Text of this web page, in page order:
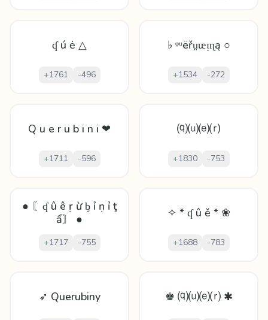
ʠ ú ė △
+1761 -496
♭ ᵠᵘëřṳᵫᴉɳą ○
+1534 -272
Q u e r u b i n i ❤
+1711 -596
⒬⒰⒠⒭
+1830 -753
● 〘ʠ û ê ṛ ừ ᶀ ỉ ṇ ỉ ţ
ẩ〙 ●
+1717 -755
✧ * ʠ û ě * ❀
+1688 -783
➶ Querubiny ♚ ⒬⒰⒠⒭ ✱